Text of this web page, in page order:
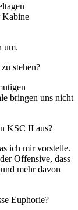
Kabine
um.
stehen?
bringen uns nicht
KSC II aus?
ich mir vorstelle.
Offensive, dass
mehr davon
Euphorie?